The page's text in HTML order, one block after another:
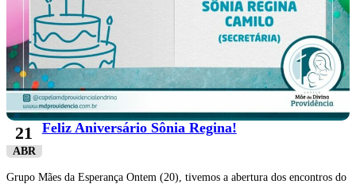
21
ABR
Feliz Aniversário Sônia Regina!
Grupo Mães da Esperança Ontem (20), tivemos a abertura dos encontros do